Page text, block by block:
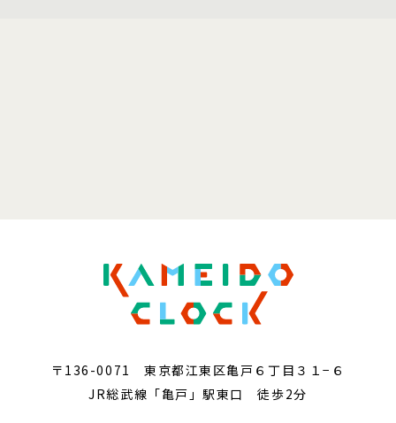
〒136-0071 東京都江東区亀戸６丁目３１−６
JR総武線「亀戸」駅東口 徒歩2分